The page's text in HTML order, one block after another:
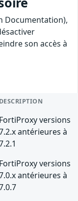
Documentation),
son accès à
DESCRIPTION
FortiProxy versions
antérieures à
FortiProxy versions
antérieures à